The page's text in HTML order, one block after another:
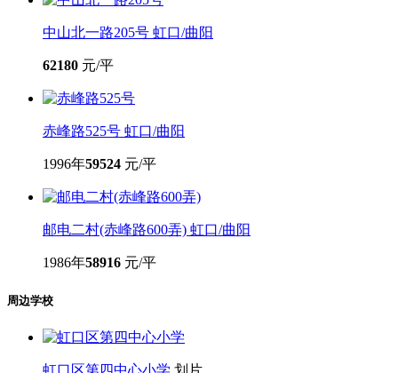
中山北一路205号 虹口/曲阳
62180 元/平
赤峰路525号 虹口/曲阳
1996年59524 元/平
邮电二村(赤峰路600弄) 虹口/曲阳
1986年58916 元/平
周边学校
虹口区第四中心小学 划片